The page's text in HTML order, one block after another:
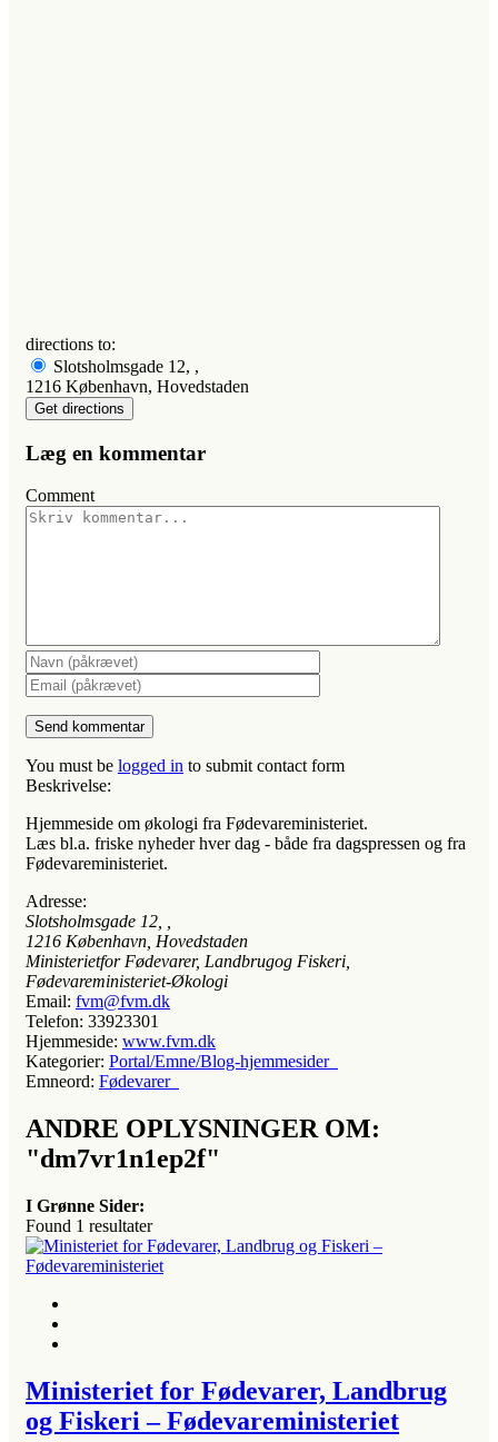
directions to:
Slotsholmsgade 12, ,
1216 København, Hovedstaden
Læg en kommentar
Comment
You must be logged in to submit contact form
Beskrivelse:
Hjemmeside om økologi fra Fødevareministeriet.
Læs bl.a. friske nyheder hver dag - både fra dagspressen og fra
Fødevareministeriet.
Adresse:
Slotsholmsgade 12
1216 København, Hovedstaden
Ministerietfor Fødevarer, Landbrugog Fiskeri,
Fødevareministeriet-Økologi
Email: fvm@fvm.dk
Telefon: 33923301
Hjemmeside: www.fvm.dk
Kategorier: Portal/Emne/Blog-hjemmesider
Emneord: Fødevarer
ANDRE OPLYSNINGER OM:
"dm7vr1n1ep2f"
I Grønne Sider:
Found 1 resultater
Ministeriet for Fødevarer, Landbrug
og Fiskeri – Fødevareministeriet